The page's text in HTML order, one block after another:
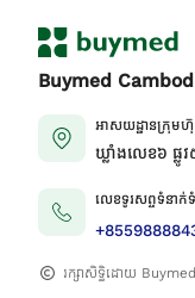
Buymed
អាសយដ្ឋានក្រុម
ឃ្លាំងលេខ៦ ផ្
លេខទូរសព្ទទំនាក់
រក្សាសិទ្ធិដោយ